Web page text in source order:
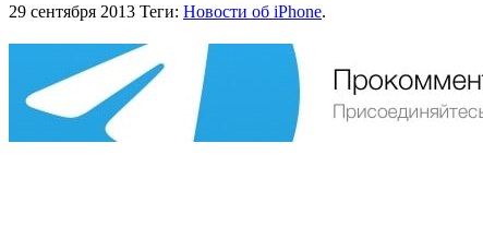
29 сентября 2013 Теги: Новости об iPhone.